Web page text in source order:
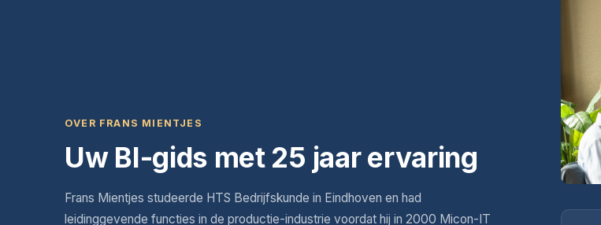
OVER FRANS MIENTJES
Uw BI-gids met 25 jaar ervaring
Frans Mientjes studeerde HTS Bedrijfskunde in Eindhoven en had
leidinggevende functies in de productie-industrie voordat hij in 2000 Micon-IT